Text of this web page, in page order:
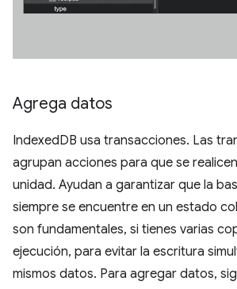
Agrega datos
IndexedDB usa transacciones. Las
agrupan acciones para que se
unidad. Ayudan a garantizar que la
siempre se encuentre en un estado
son fundamentales, si tienes varias
ejecución, para evitar la escritura
mismos datos. Para agregar datos,